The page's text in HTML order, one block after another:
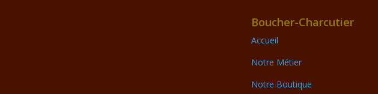
Boucher-Charcutier
Accueil
Notre Métier
Notre Boutique